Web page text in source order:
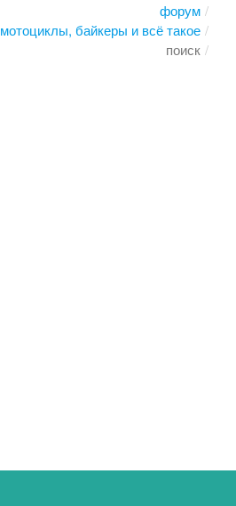
форум
мотоциклы, байкеры и всё такое
поиск